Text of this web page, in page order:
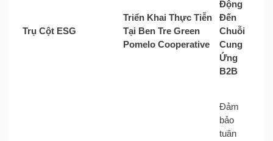
Trụ Cột ESG
Triển Khai Thực Tiễn
Tại Ben Tre Green
Pomelo Cooperative
Động
Đến
Chuỗi
Cung
Ứng
B2B
Đảm
bảo
tuân